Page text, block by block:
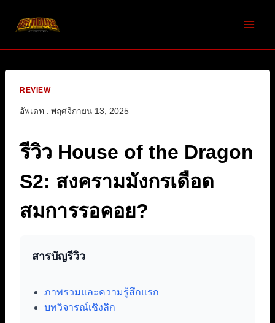
REVIEW
อัพเดท : พฤศจิกายน 13, 2025
รีวิว House of the Dragon
S2: สงครามมังกรเดือด
สมการรอคอย?
สารบัญรีวิว
ภาพรวมและความรู้สึกแรก
บทวิจารณ์เชิงลึก